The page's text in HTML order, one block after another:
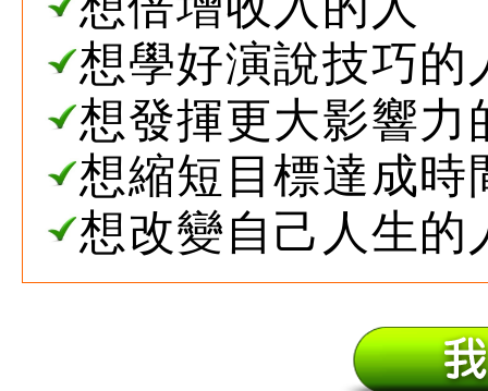
想學好演說技巧的
想發揮更大影響力
想縮短目標達成時
想改變自己人生的